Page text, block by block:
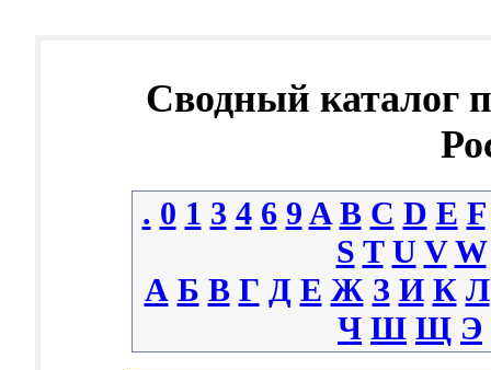
Сводный каталог
. 0 1 3 4 6 9 A B C D E F
S T U V W
А Б В Г Д Е Ж З И К Л
Ч Ш Щ Э